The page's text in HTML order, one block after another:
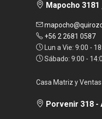
Mapocho
+56 2 2681 0587
Lun a Vie: 9:00 -
Sábado: 9:00 -
Casa Matriz y
Porvenir 318 -